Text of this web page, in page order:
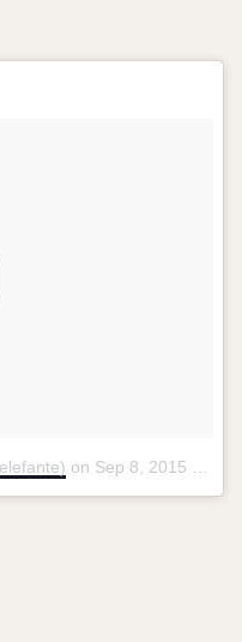
on Sep 8, 2015 at 8:06pm PDT